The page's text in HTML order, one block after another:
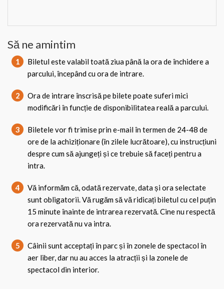
Să ne amintim
1
Biletul este valabil toată ziua până la ora de închidere a
parcului, începând cu ora de intrare.
2
Ora de intrare înscrisă pe bilete poate suferi mici
modificări în funcție de disponibilitatea reală a parcului.
3
Biletele vor fi trimise prin e-mail în termen de 24-48 de
ore de la achiziționare (în zilele lucrătoare), cu instrucțiuni
despre cum să ajungeți și ce trebuie să faceți pentru a
intra.
4
Vă informăm că, odată rezervate, data și ora selectate
sunt obligatorii. Vă rugăm să vă ridicați biletul cu cel puțin
15 minute înainte de intrarea rezervată. Cine nu respectă
ora rezervată nu va intra.
5
Câinii sunt acceptați în parc și în zonele de spectacol în
aer liber, dar nu au acces la atracții și la zonele de
spectacol din interior.